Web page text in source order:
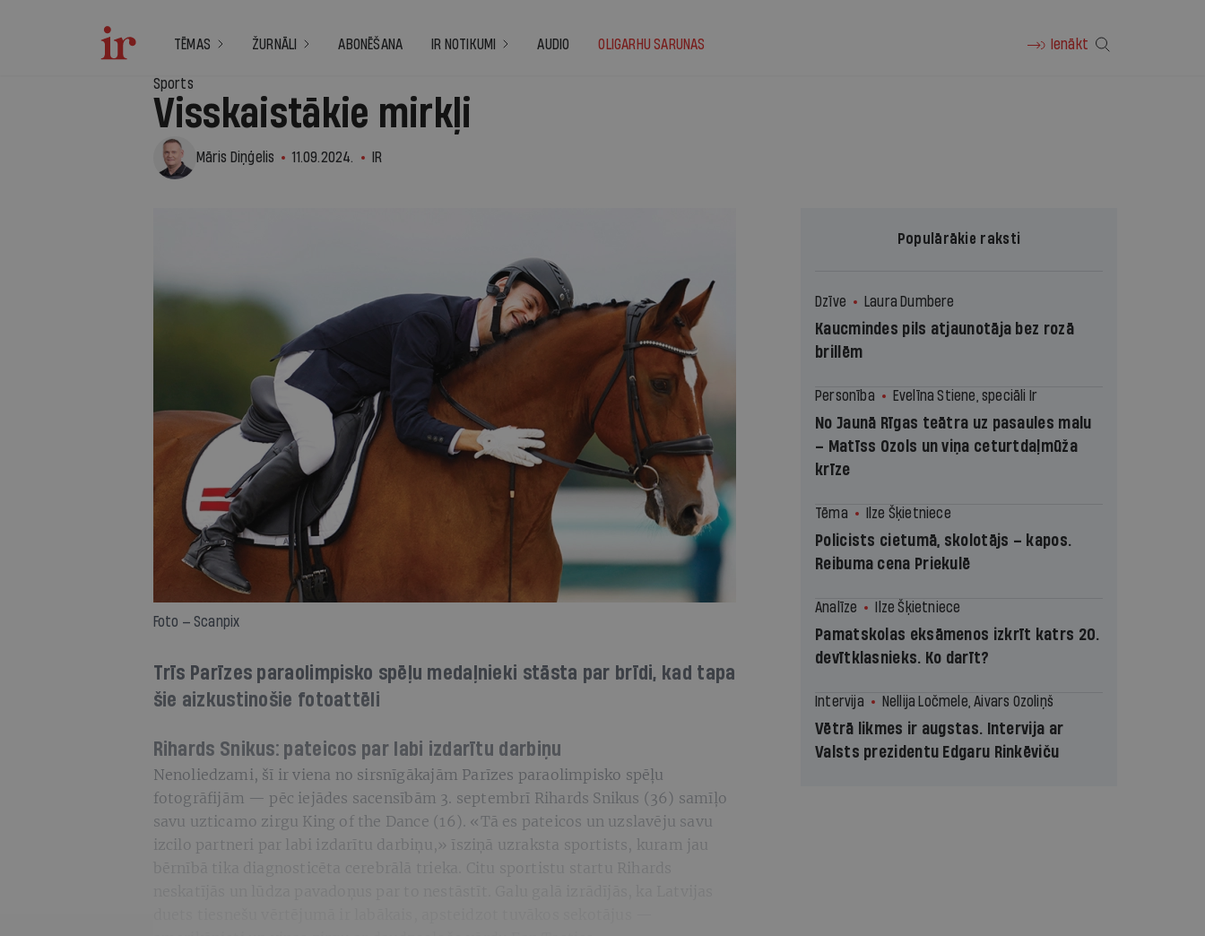
TĒMAS ŽURNĀLI ABONĒŠANA IR NOTIKUMI AUDIO OLIGARHU SARUNAS Ienākt
Sports
Visskaistākie mirkļi
Māris Diņģelis 11.09.2024. IR
Foto — Scanpix
Trīs Parīzes paraolimpisko spēļu medaļnieki stāsta par brīdi, kad tapa
šie aizkustinošie fotoattēli
Rihards Snikus: pateicos par labi izdarītu darbiņu
Nenoliedzami, šī ir viena no sirsnīgākajām Parīzes paraolimpisko spēļu
fotogrāfijām — pēc iejādes sacensībām 3. septembrī Rihards Snikus (36) samīļo
savu uzticamo zirgu King of the Dance (16). «Tā es pateicos un uzslavēju savu
izcilo partneri par labi izdarītu darbiņu,» īsziņā uzraksta sportists, kuram jau
bērnībā tika diagnosticēta cerebrālā trieka. Citu sportistu startu Rihards
Populārākie raksti
Dzīve Laura Dumbere
Kaucmindes pils atjaunotāja bez rozā
brillēm
Personība Evelīna Stiene, speciāli Ir
No Jaunā Rīgas teātra uz pasaules malu
– Matīss Ozols un viņa ceturtdaļmūža
krīze
Tēma Ilze Šķietniece
Policists cietumā, skolotājs – kapos.
Reibuma cena Priekulē
Analīze Ilze Šķietniece
Pamatskolas eksāmenos izkrīt katrs 20.
devītklasnieks. Ko darīt?
Intervija Nellija Ločmele, Aivars Ozoliņš
Vētrā likmes ir augstas. Intervija ar
Valsts prezidentu Edgaru Rinkēviču